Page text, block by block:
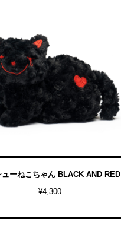
ューねこちゃん BLACK AND RED
¥4,300